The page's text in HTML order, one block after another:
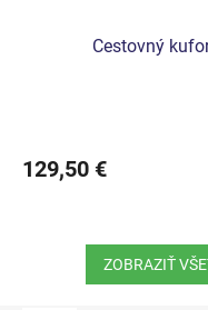
Cestovný
129,50 €
ZOBRAZIŤ